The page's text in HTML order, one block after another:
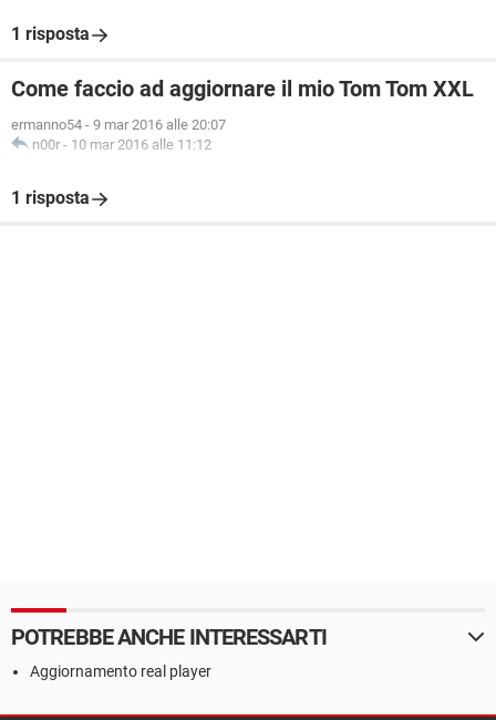
1 risposta
Come faccio ad aggiornare il mio Tom Tom XXL
ermanno54 - 9 mar 2016 alle 20:07
n00r - 10 mar 2016 alle 11:12
1 risposta
POTREBBE ANCHE INTERESSARTI
Aggiornamento real player